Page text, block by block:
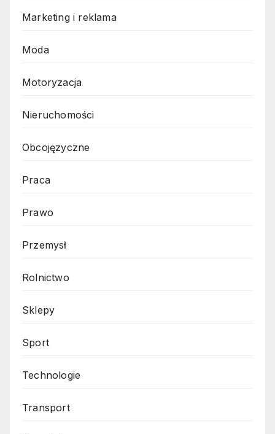
Marketing i reklama
Moda
Motoryzacja
Nieruchomości
Obcojęzyczne
Praca
Prawo
Przemysł
Rolnictwo
Sklepy
Sport
Technologie
Transport